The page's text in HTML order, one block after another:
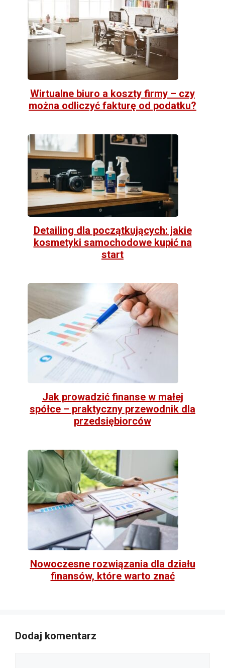
Wirtualne biuro a koszty firmy – czy
można odliczyć fakturę od podatku?
Detailing dla początkujących: jakie
kosmetyki samochodowe kupić na
start
Jak prowadzić finanse w małej
spółce – praktyczny przewodnik dla
przedsiębiorców
Nowoczesne rozwiązania dla działu
finansów, które warto znać
Dodaj komentarz